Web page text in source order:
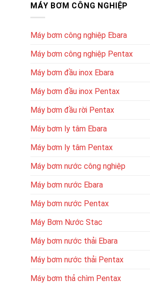
MÁY BƠM CÔNG NGHIỆP
Máy bơm công nghiệp Ebara
Máy bơm công nghiệp Pentax
Máy bơm đầu inox Ebara
Máy bơm đầu inox Pentax
Máy bơm đầu rời Pentax
Máy bơm ly tâm Ebara
Máy bơm ly tâm Pentax
Máy bơm nước công nghiệp
Máy bơm nước Ebara
Máy bơm nước Pentax
Máy Bơm Nước Stac
Máy bơm nước thải Ebara
Máy bơm nước thải Pentax
Máy bơm thả chìm Pentax